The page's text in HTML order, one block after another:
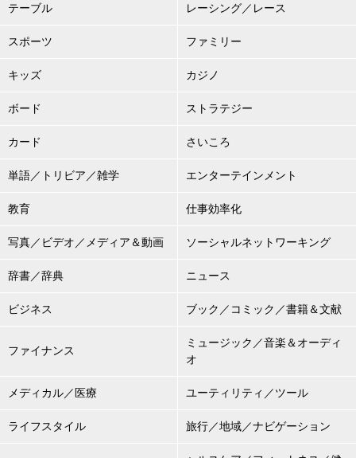
テーブル レーシング／レース
スポーツ ファミリー
キッズ カジノ
ボード ストラテジー
カード さいころ
単語／トリビア／雑学 エンターテインメント
教育 仕事効率化
写真／ビデオ／メディア＆動画 ソーシャルネットワーキング
辞書／辞典 ニュース
ビジネス ブック／コミック／書籍＆文献
ファイナンス
ミュージック／音楽＆オーディ
オ
メディカル／医療 ユーティリティ／ツール
ライフスタイル 旅行／地域／ナビゲーション